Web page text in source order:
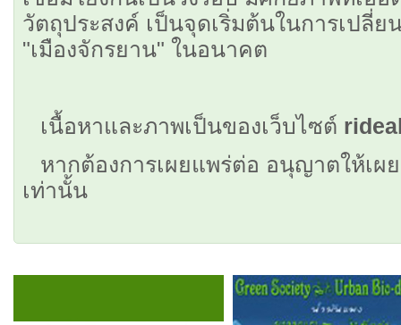
วัตถุประสงค์ เป็นจุดเริ่มต้นในการเปลี่ย
"เมืองจักรยาน" ในอนาคต
เนื้อหาและภาพเป็นของเว็บไซต์
หากต้องการเผยแพร่ต่อ อนุญาตให้เผ
เท่านั้น